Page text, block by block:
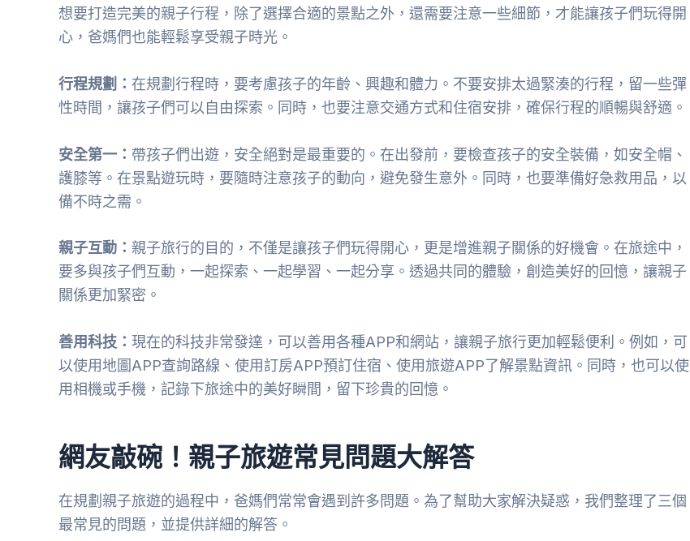
想要打造完美的親子行程，除了選擇合適的景點之外，還需要注意一些細節，才能讓孩子們玩得開
心，爸媽們也能輕鬆享受親子時光。
行程規劃： 在規劃行程時，要考慮孩子的年齡、興趣和體力。不要安排太過緊湊的行程，留一些彈
性時間，讓孩子們可以自由探索。同時，也要注意交通方式和住宿安排，確保行程的順暢與舒適。
安全第一： 帶孩子們出遊，安全絕對是最重要的。在出發前，要檢查孩子的安全裝備，如安全帽、
護膝等。在景點遊玩時，要隨時注意孩子的動向，避免發生意外。同時，也要準備好急救用品，以
備不時之需。
親子互動： 親子旅行的目的，不僅是讓孩子們玩得開心，更是增進親子關係的好機會。在旅途中，
要多與孩子們互動，一起探索、一起學習、一起分享。透過共同的體驗，創造美好的回憶，讓親子
關係更加緊密。
善用科技： 現在的科技非常發達，可以善用各種APP和網站，讓親子旅行更加輕鬆便利。例如，可
以使用地圖APP查詢路線、使用訂房APP預訂住宿、使用旅遊APP了解景點資訊。同時，也可以使
用相機或手機，記錄下旅途中的美好瞬間，留下珍貴的回憶。
網友敲碗！親子旅遊常見問題大解答
在規劃親子旅遊的過程中，爸媽們常常會遇到許多問題。為了幫助大家解決疑惑，我們整理了三個
最常見的問題，並提供詳細的解答。